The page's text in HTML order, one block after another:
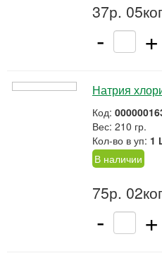
37р.
- +
Натрия
Код:
Вес: 210 гр.
Кол-во в уп: 1
В наличии
75р.
- +